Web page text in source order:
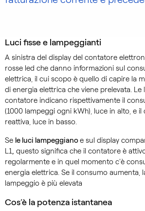
Luci fisse e lampeggianti
A sinistra del display del contatore
rosse led che danno informazioni sul
elettrica, il cui scopo è quello di capire la
di energia elettrica che viene prelevata. Le
contatore indicano rispettivamente il
(1000 lampeggi ogni kWh), luce in alto, e
reattiva, luce in basso.
Se le luci lampeggianoe sul display
L1, questo significa che il contatore è
regolarmente e in quel momento c'è
energia elettrica. Se il consumo aumenta,
lampeggio è più elevata
Cos’è la potenza istantanea